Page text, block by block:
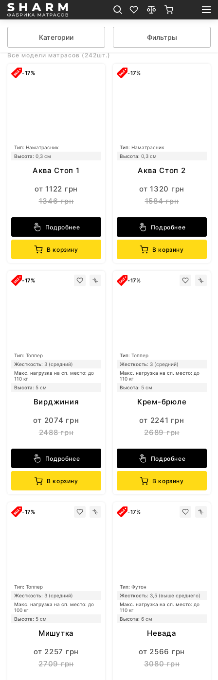
Категории Фильтры
Все модели матрасов (242шт.)
-17%
Тип: Наматрасник
Высота: 0,3 см
Аква Стоп 1
от 1122 грн
1346 грн
Подробнее
В корзину
-17%
Тип: Наматрасник
Высота: 0,3 см
Аква Стоп 2
от 1320 грн
1584 грн
Подробнее
В корзину
-17%
Тип: Топпер
Жесткость: 3 (средний)
Макс. нагрузка на сп. место: до
110 кг
Высота: 5 см
Вирджиния
от 2074 грн
2488 грн
Подробнее
В корзину
-17%
Тип: Топпер
Жесткость: 3 (средний)
Макс. нагрузка на сп. место: до
110 кг
Высота: 5 см
Крем-брюле
от 2241 грн
2689 грн
Подробнее
В корзину
-17%
Тип: Топпер
Жесткость: 3 (средний)
Макс. нагрузка на сп. место: до
100 кг
Высота: 5 см
Мишутка
от 2257 грн
2709 грн
-17%
Тип: Футон
Жесткость: 3,5 (выше среднего)
Макс. нагрузка на сп. место: до
110 кг
Высота: 6 см
Невада
от 2566 грн
3080 грн